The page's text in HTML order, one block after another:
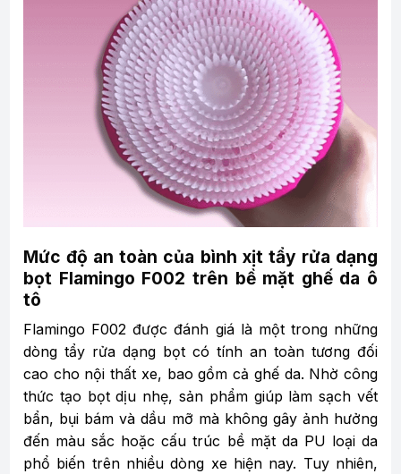
Mức độ an toàn của bình xịt tẩy rửa dạng
bọt Flamingo F002 trên bề mặt ghế da ô
tô
Flamingo F002 được đánh giá là một trong những
dòng tẩy rửa dạng bọt có tính an toàn tương đối
cao cho nội thất xe, bao gồm cả ghế da. Nhờ công
thức tạo bọt dịu nhẹ, sản phẩm giúp làm sạch vết
bẩn, bụi bám và dầu mỡ mà không gây ảnh hưởng
đến màu sắc hoặc cấu trúc bề mặt da PU loại da
phổ biến trên nhiều dòng xe hiện nay. Tuy nhiên,